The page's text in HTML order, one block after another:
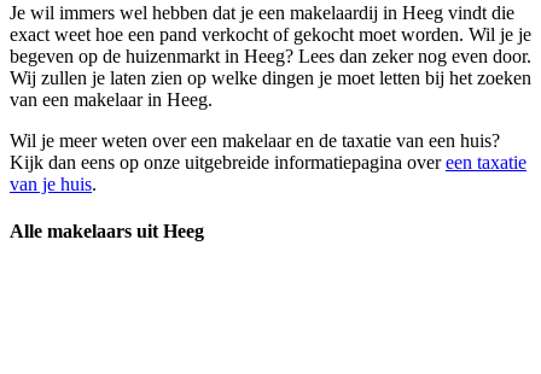
Je wil immers wel hebben dat je een makelaardij in Heeg vindt die
exact weet hoe een pand verkocht of gekocht moet worden. Wil je je
begeven op de huizenmarkt in Heeg? Lees dan zeker nog even door.
Wij zullen je laten zien op welke dingen je moet letten bij het zoeken
van een makelaar in Heeg.
Wil je meer weten over een makelaar en de taxatie van een huis?
Kijk dan eens op onze uitgebreide informatiepagina overeen taxatie
van je huis.
Alle makelaars uit Heeg